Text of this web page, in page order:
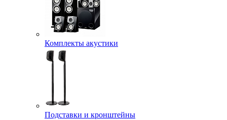
Комплекты акустики
Подставки и кронштейны